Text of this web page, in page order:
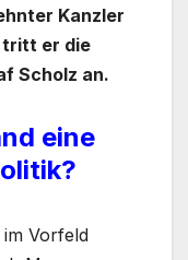
Kanzler
tritt er die
Scholz an.
eine
im Vorfeld